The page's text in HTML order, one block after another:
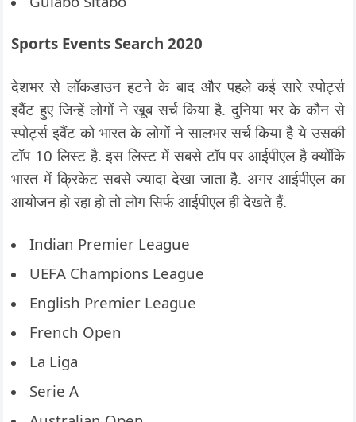
Sports Events Search 2020
देशभर से लॉकडाउन हटने के बाद और पहले कई सारे स्पोर्ट्स
इवैंट हुए जिन्हें लोगों ने खूब सर्च किया है. दुनिया भर के कौन से
स्पोर्ट्स इवैंट को भारत के लोगों ने सालभर सर्च किया है ये उसकी
टॉप 10 लिस्ट है. इस लिस्ट में सबसे टॉप पर आईपीएल है क्योंकि
भारत में क्रिकेट सबसे ज्यादा देखा जाता है. अगर आईपीएल का
आयोजन हो रहा हो तो लोग सिर्फ आईपीएल ही देखते हैं.
Indian Premier League
UEFA Champions League
English Premier League
French Open
La Liga
Serie A